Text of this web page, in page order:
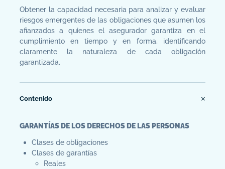
Obtener la capacidad necesaria para analizar y evaluar
riesgos emergentes de las obligaciones que asumen los
afianzados a quienes el asegurador garantiza en el
cumplimiento en tiempo y en forma, identificando
claramente la naturaleza de cada obligación
garantizada.
Contenido
GARANTÍAS DE LOS DERECHOS DE LAS PERSONAS
Clases de obligaciones
Clases de garantías
Reales